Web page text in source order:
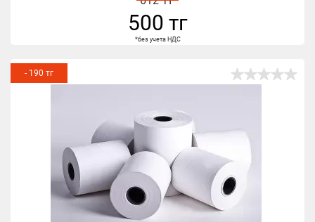
500 тг
*без учета НДС
- 190 тг